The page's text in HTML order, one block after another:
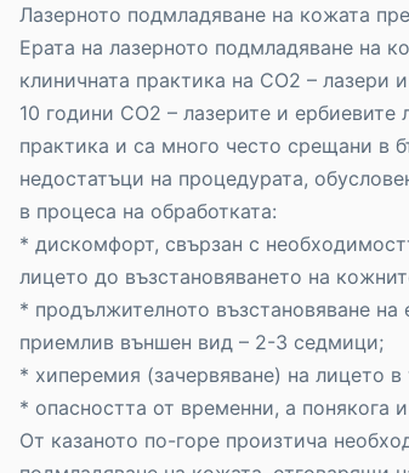
Лазерното подмладяване на кожата
Ерата на лазерното подмладяване на
клиничната практика на CO2 – лазери
10 години CO2 – лазерите и
практика и са много често срещани в
недостатъци на процедурата,
в процеса на обработката:
* дискомфорт, свързан с
лицето до възстановяването на
* продължителното възстановяване
приемлив външен вид – 2-3 седмици;
* хиперемия (зачервяване) на лицето
* опасността от временни, а понякога
От казаното по-горе произтича